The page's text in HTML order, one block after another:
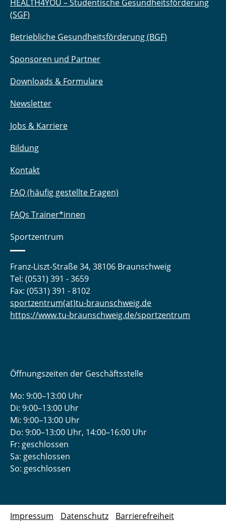
HEALTH4YOU – Studentische Gesundheitsförderung
(SGF)
Betriebliche Gesundheitsförderung (BGF)
Sponsoren und Partner
Downloads & Formulare
Newsletter
Jobs & Karriere
Bildung
Kontakt
FAQ (häufig gestellte Fragen)
FAQs Trainer*innen
Sportzentrum
Franz-Liszt-Straße 34, 38106 Braunschweig
Tel: (0531) 391 - 3659
Fax: (0531) 391 - 8102
sportzentrum(at)tu-braunschweig.de
https://www.tu-braunschweig.de/sportzentrum
Öffnungszeiten der Geschäftsstelle
Mo: 9:00–13:00 Uhr
Di: 9:00–13:00 Uhr
Mi: 9:00–13:00 Uhr
Do: 9:00­–13:00 Uhr, 14:00­–16:00 Uhr
Fr: geschlossen
Sa: geschlossen
So: geschlossen
Impressum Datenschutz Barrierefreiheit